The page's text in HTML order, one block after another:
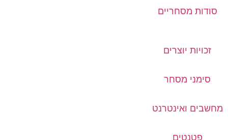
סודות מסחריים
זכויות יוצרים
סימני מסחר
מחשבים ואינטרנט
פטנטים